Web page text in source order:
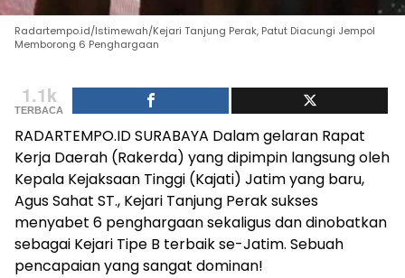
Radartempo.id/Istimewah/Kejari Tanjung Perak, Patut Diacungi Jempol
Memborong 6 Penghargaan
1.1k
TERBACA
RADARTEMPO.ID SURABAYA Dalam gelaran Rapat
Kerja Daerah (Rakerda) yang dipimpin langsung oleh
Kepala Kejaksaan Tinggi (Kajati) Jatim yang baru,
Agus Sahat ST., Kejari Tanjung Perak sukses
menyabet 6 penghargaan sekaligus dan dinobatkan
sebagai Kejari Tipe B terbaik se-Jatim. Sebuah
pencapaian yang sangat dominan!